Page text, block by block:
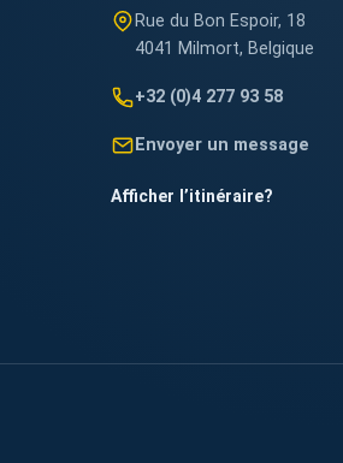
Rue du Bon Espoir, 18
4041 Milmort, Belgique
+32 (0)4 277 93 58
Envoyer un message
Afficher l’itinéraire?